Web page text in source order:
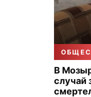
В
случай